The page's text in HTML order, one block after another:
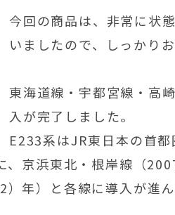
今回の商品は、非常に状
いましたので、しっかり
東海道線・宇都宮線・高
入が完了しました。
E233系はJR東日本の首
京浜東北・根岸線（
年）と各線に導入が進ん